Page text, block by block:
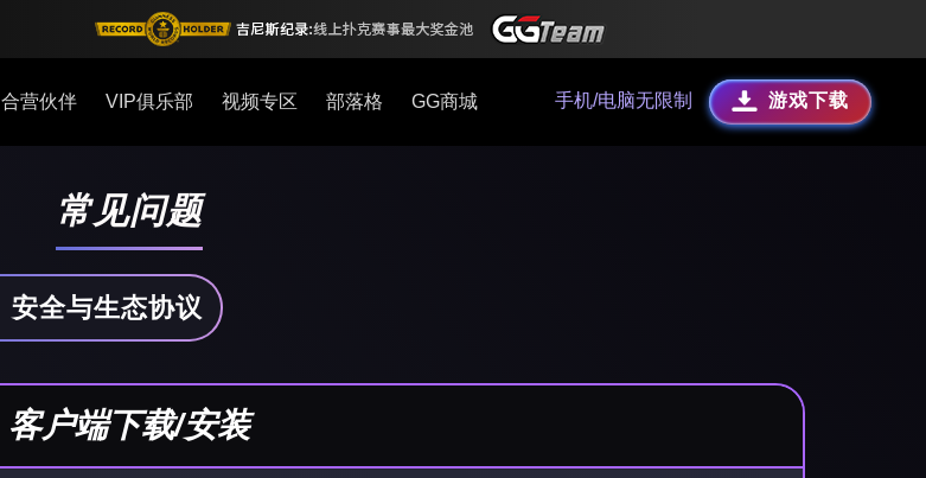
合营伙伴 VIP俱乐部 视频专区 部落格 GG商城 手机/电脑无限制 游戏下载
常见问题
安全与生态协议
客户端下载/安装